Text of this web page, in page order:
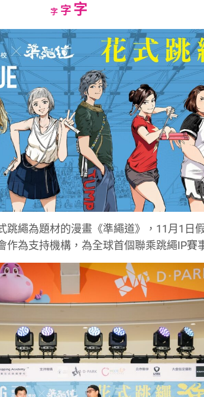
字Decrease
size.
字Reset
size.
字Increase
font
size.
跳繩為題材的漫畫《準繩道》，11月1日
為支持機構，為全球首個聯乘跳繩IP賽